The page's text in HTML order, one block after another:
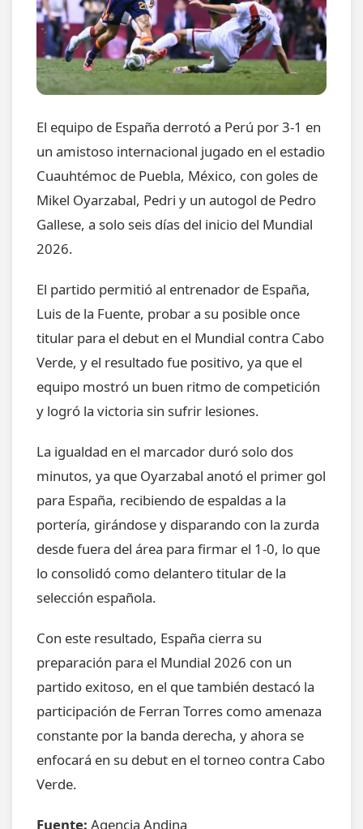
El equipo de España derrotó a Perú por 3-1 en
un amistoso internacional jugado en el estadio
Cuauhtémoc de Puebla, México, con goles de
Mikel Oyarzabal, Pedri y un autogol de Pedro
Gallese, a solo seis días del inicio del Mundial
2026.
El partido permitió al entrenador de España,
Luis de la Fuente, probar a su posible once
titular para el debut en el Mundial contra Cabo
Verde, y el resultado fue positivo, ya que el
equipo mostró un buen ritmo de competición
y logró la victoria sin sufrir lesiones.
La igualdad en el marcador duró solo dos
minutos, ya que Oyarzabal anotó el primer gol
para España, recibiendo de espaldas a la
portería, girándose y disparando con la zurda
desde fuera del área para firmar el 1-0, lo que
lo consolidó como delantero titular de la
selección española.
Con este resultado, España cierra su
preparación para el Mundial 2026 con un
partido exitoso, en el que también destacó la
participación de Ferran Torres como amenaza
constante por la banda derecha, y ahora se
enfocará en su debut en el torneo contra Cabo
Verde.
Fuente: Agencia Andina